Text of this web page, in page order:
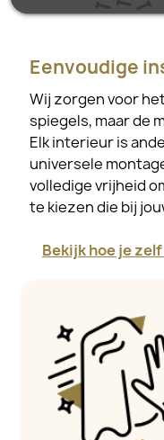
Eenvoudige
Wij zorgen voor
spiegels, maar de
Elk interieur is
universele
volledige vrijheid
te kiezen die bij
Bekijk hoe je